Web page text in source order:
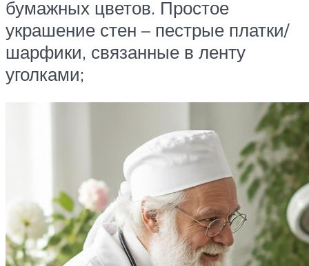
бумажных цветов. Простое
украшение стен – пестрые платки/
шарфики, связанные в ленту
уголками;